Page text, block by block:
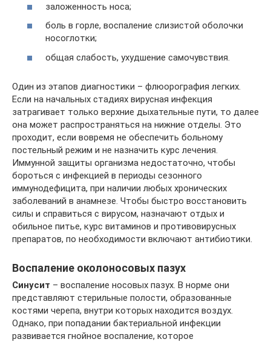
заложенность носа;
боль в горле, воспаление слизистой оболочки
носоглотки;
общая слабость, ухудшение самочувствия.
Один из этапов диагностики – флюорография легких.
Если на начальных стадиях вирусная инфекция
затрагивает только верхние дыхательные пути, то далее
она может распространяться на нижние отделы. Это
проходит, если вовремя не обеспечить больному
постельный режим и не назначить курс лечения.
Иммунной защиты организма недостаточно, чтобы
бороться с инфекцией в периоды сезонного
иммунодефицита, при наличии любых хронических
заболеваний в анамнезе. Чтобы быстро восстановить
силы и справиться с вирусом, назначают отдых и
обильное питье, курс витаминов и противовирусных
препаратов, по необходимости включают антибиотики.
Воспаление околоносовых пазух
Синусит – воспаление носовых пазух. В норме они
представляют стерильные полости, образованные
костями черепа, внутри которых находится воздух.
Однако, при попадании бактериальной инфекции
развивается гнойное воспаление, которое